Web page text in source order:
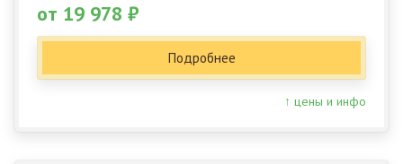
от 19 978 ₽
Подробнее
↑ цены и инфо